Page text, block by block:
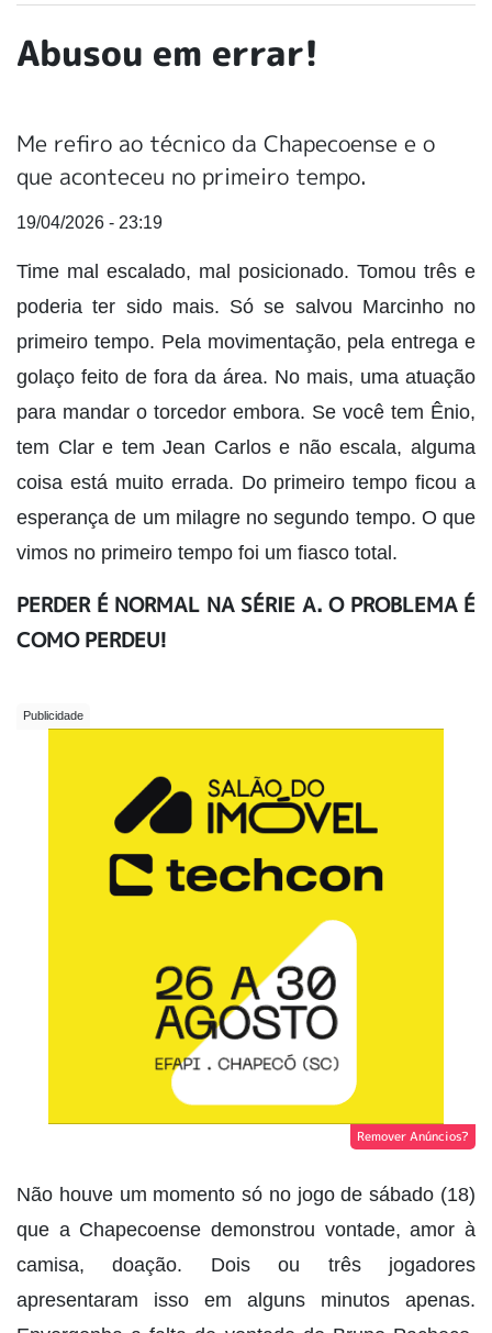
Abusou em errar!
Me refiro ao técnico da Chapecoense e o
que aconteceu no primeiro tempo.
19/04/2026 - 23:19
Time mal escalado, mal posicionado. Tomou três e
poderia ter sido mais. Só se salvou Marcinho no
primeiro tempo. Pela movimentação, pela entrega e
golaço feito de fora da área. No mais, uma atuação
para mandar o torcedor embora. Se você tem Ênio,
tem Clar e tem Jean Carlos e não escala, alguma
coisa está muito errada. Do primeiro tempo ficou a
esperança de um milagre no segundo tempo. O que
vimos no primeiro tempo foi um fiasco total.
PERDER É NORMAL NA SÉRIE A. O PROBLEMA É
COMO PERDEU!
Remover Anúncios?
Não houve um momento só no jogo de sábado (18)
que a Chapecoense demonstrou vontade, amor à
camisa, doação. Dois ou três jogadores
apresentaram isso em alguns minutos apenas.